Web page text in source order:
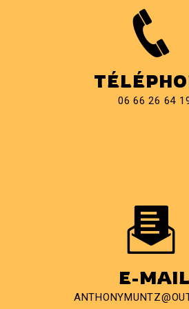
06 66 26 64
E-